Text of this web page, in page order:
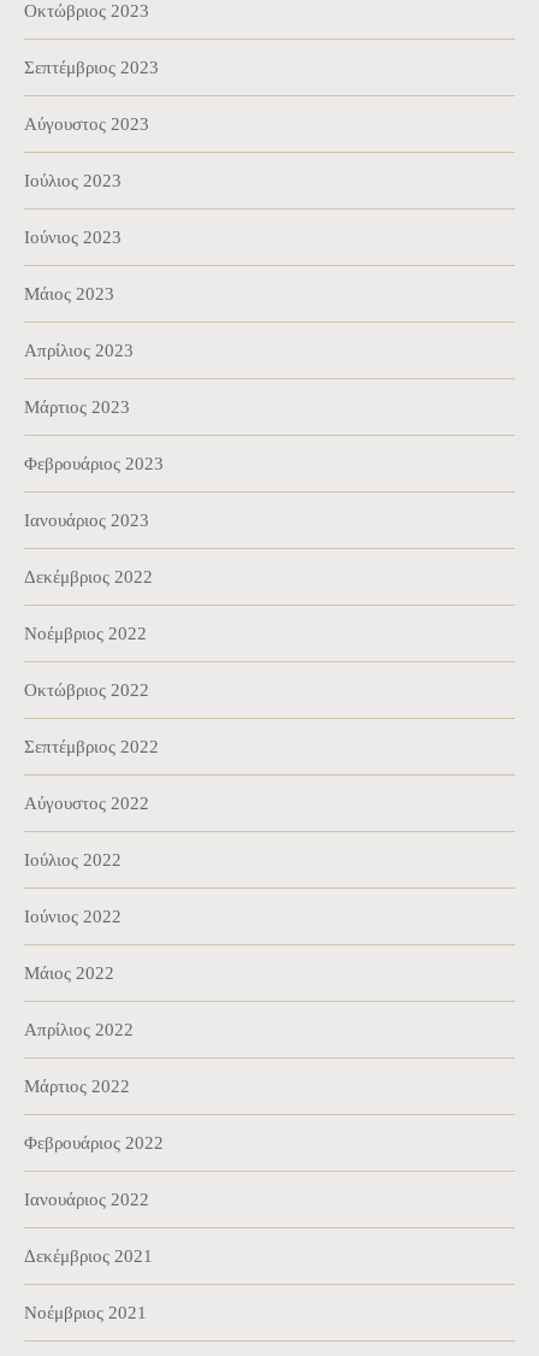
Οκτώβριος 2023
Σεπτέμβριος 2023
Αύγουστος 2023
Ιούλιος 2023
Ιούνιος 2023
Μάιος 2023
Απρίλιος 2023
Μάρτιος 2023
Φεβρουάριος 2023
Ιανουάριος 2023
Δεκέμβριος 2022
Νοέμβριος 2022
Οκτώβριος 2022
Σεπτέμβριος 2022
Αύγουστος 2022
Ιούλιος 2022
Ιούνιος 2022
Μάιος 2022
Απρίλιος 2022
Μάρτιος 2022
Φεβρουάριος 2022
Ιανουάριος 2022
Δεκέμβριος 2021
Νοέμβριος 2021